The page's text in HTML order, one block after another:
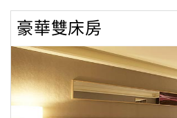
請
收
豪華雙床房